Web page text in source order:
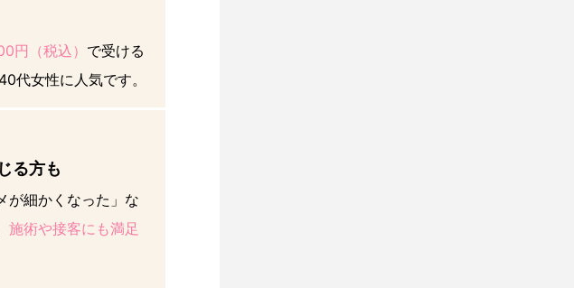
円（税込） で受ける
代女性に人気です。
る方も
が細かくなった」な
施術や接客にも満足